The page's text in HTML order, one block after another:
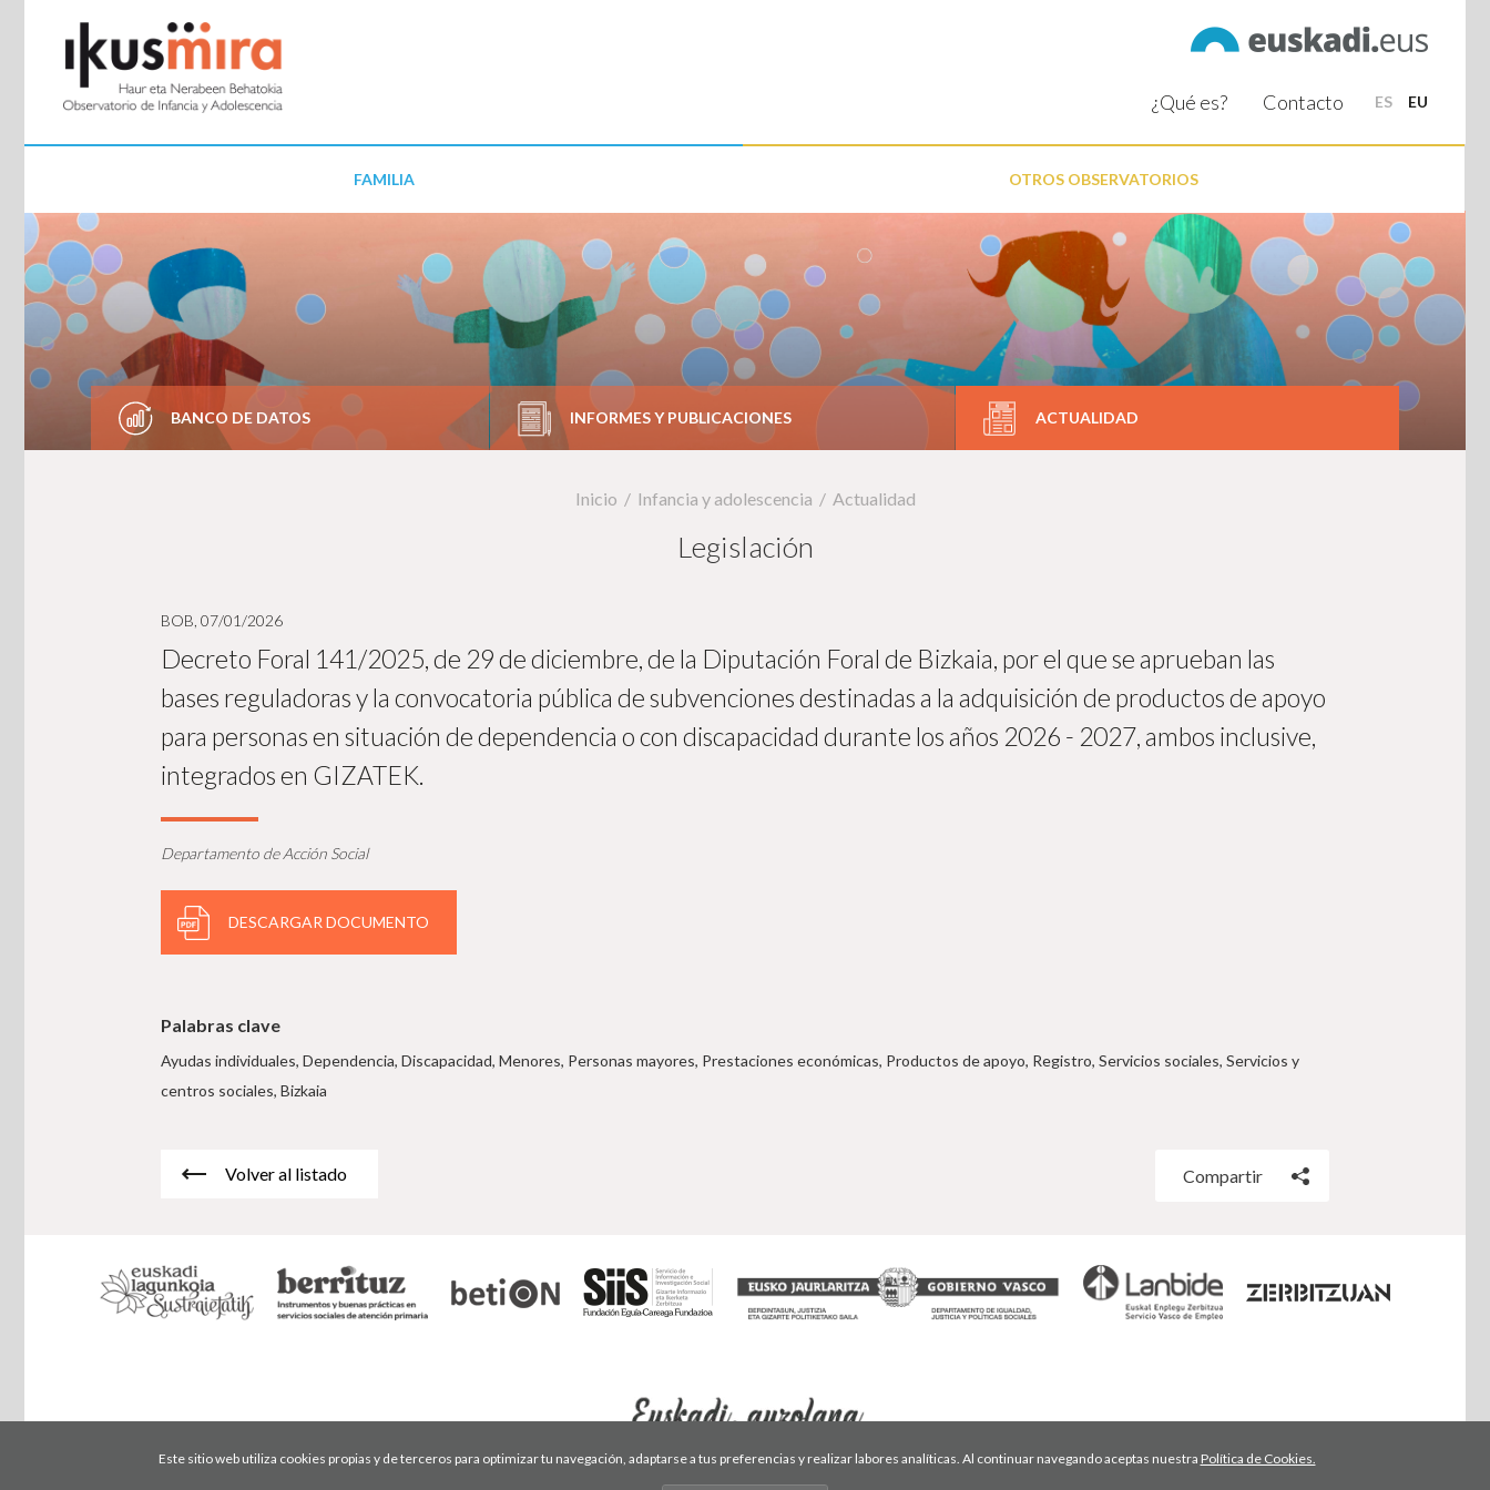
ES EU
FAMILIA OTROS OBSERVATORIOS
¿Qué es? Contacto
BANCO DE DATOS INFORMES Y PUBLICACIONES ACTUALIDAD
Inicio Infancia y adolescencia Actualidad
Legislación
BOB, 07/01/2026
Decreto Foral 141/2025, de 29 de diciembre, de la Diputación Foral de Bizkaia, por el que se aprueban las
bases reguladoras y la convocatoria pública de subvenciones destinadas a la adquisición de productos de apoyo
para personas en situación de dependencia o con discapacidad durante los años 2026 - 2027, ambos inclusive,
integrados en GIZATEK.
Departamento de Acción Social
DESCARGAR DOCUMENTO
Palabras clave
Ayudas individuales, Dependencia, Discapacidad, Menores, Personas mayores, Prestaciones económicas, Productos de apoyo, Registro, Servicios sociales, Servicios y
centros sociales, Bizkaia
Volver al listado Compartir
Este sitio web utiliza cookies propias y de terceros para optimizar tu navegación, adaptarse a tus preferencias y realizar labores analíticas. Al continuar navegando aceptas nuestra Política de Cookies.